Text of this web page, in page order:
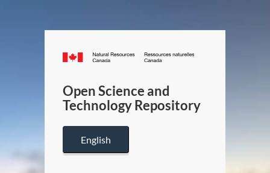
Canada.ca
/
Canada
Open Science and
Technology Repository
English